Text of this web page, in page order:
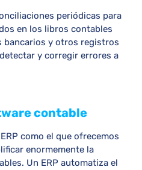
periódicas para
en los libros contables
bancarios y otros registros
y corregir errores a
contable
como el que ofrecemos
enormemente la
Un ERP automatiza el